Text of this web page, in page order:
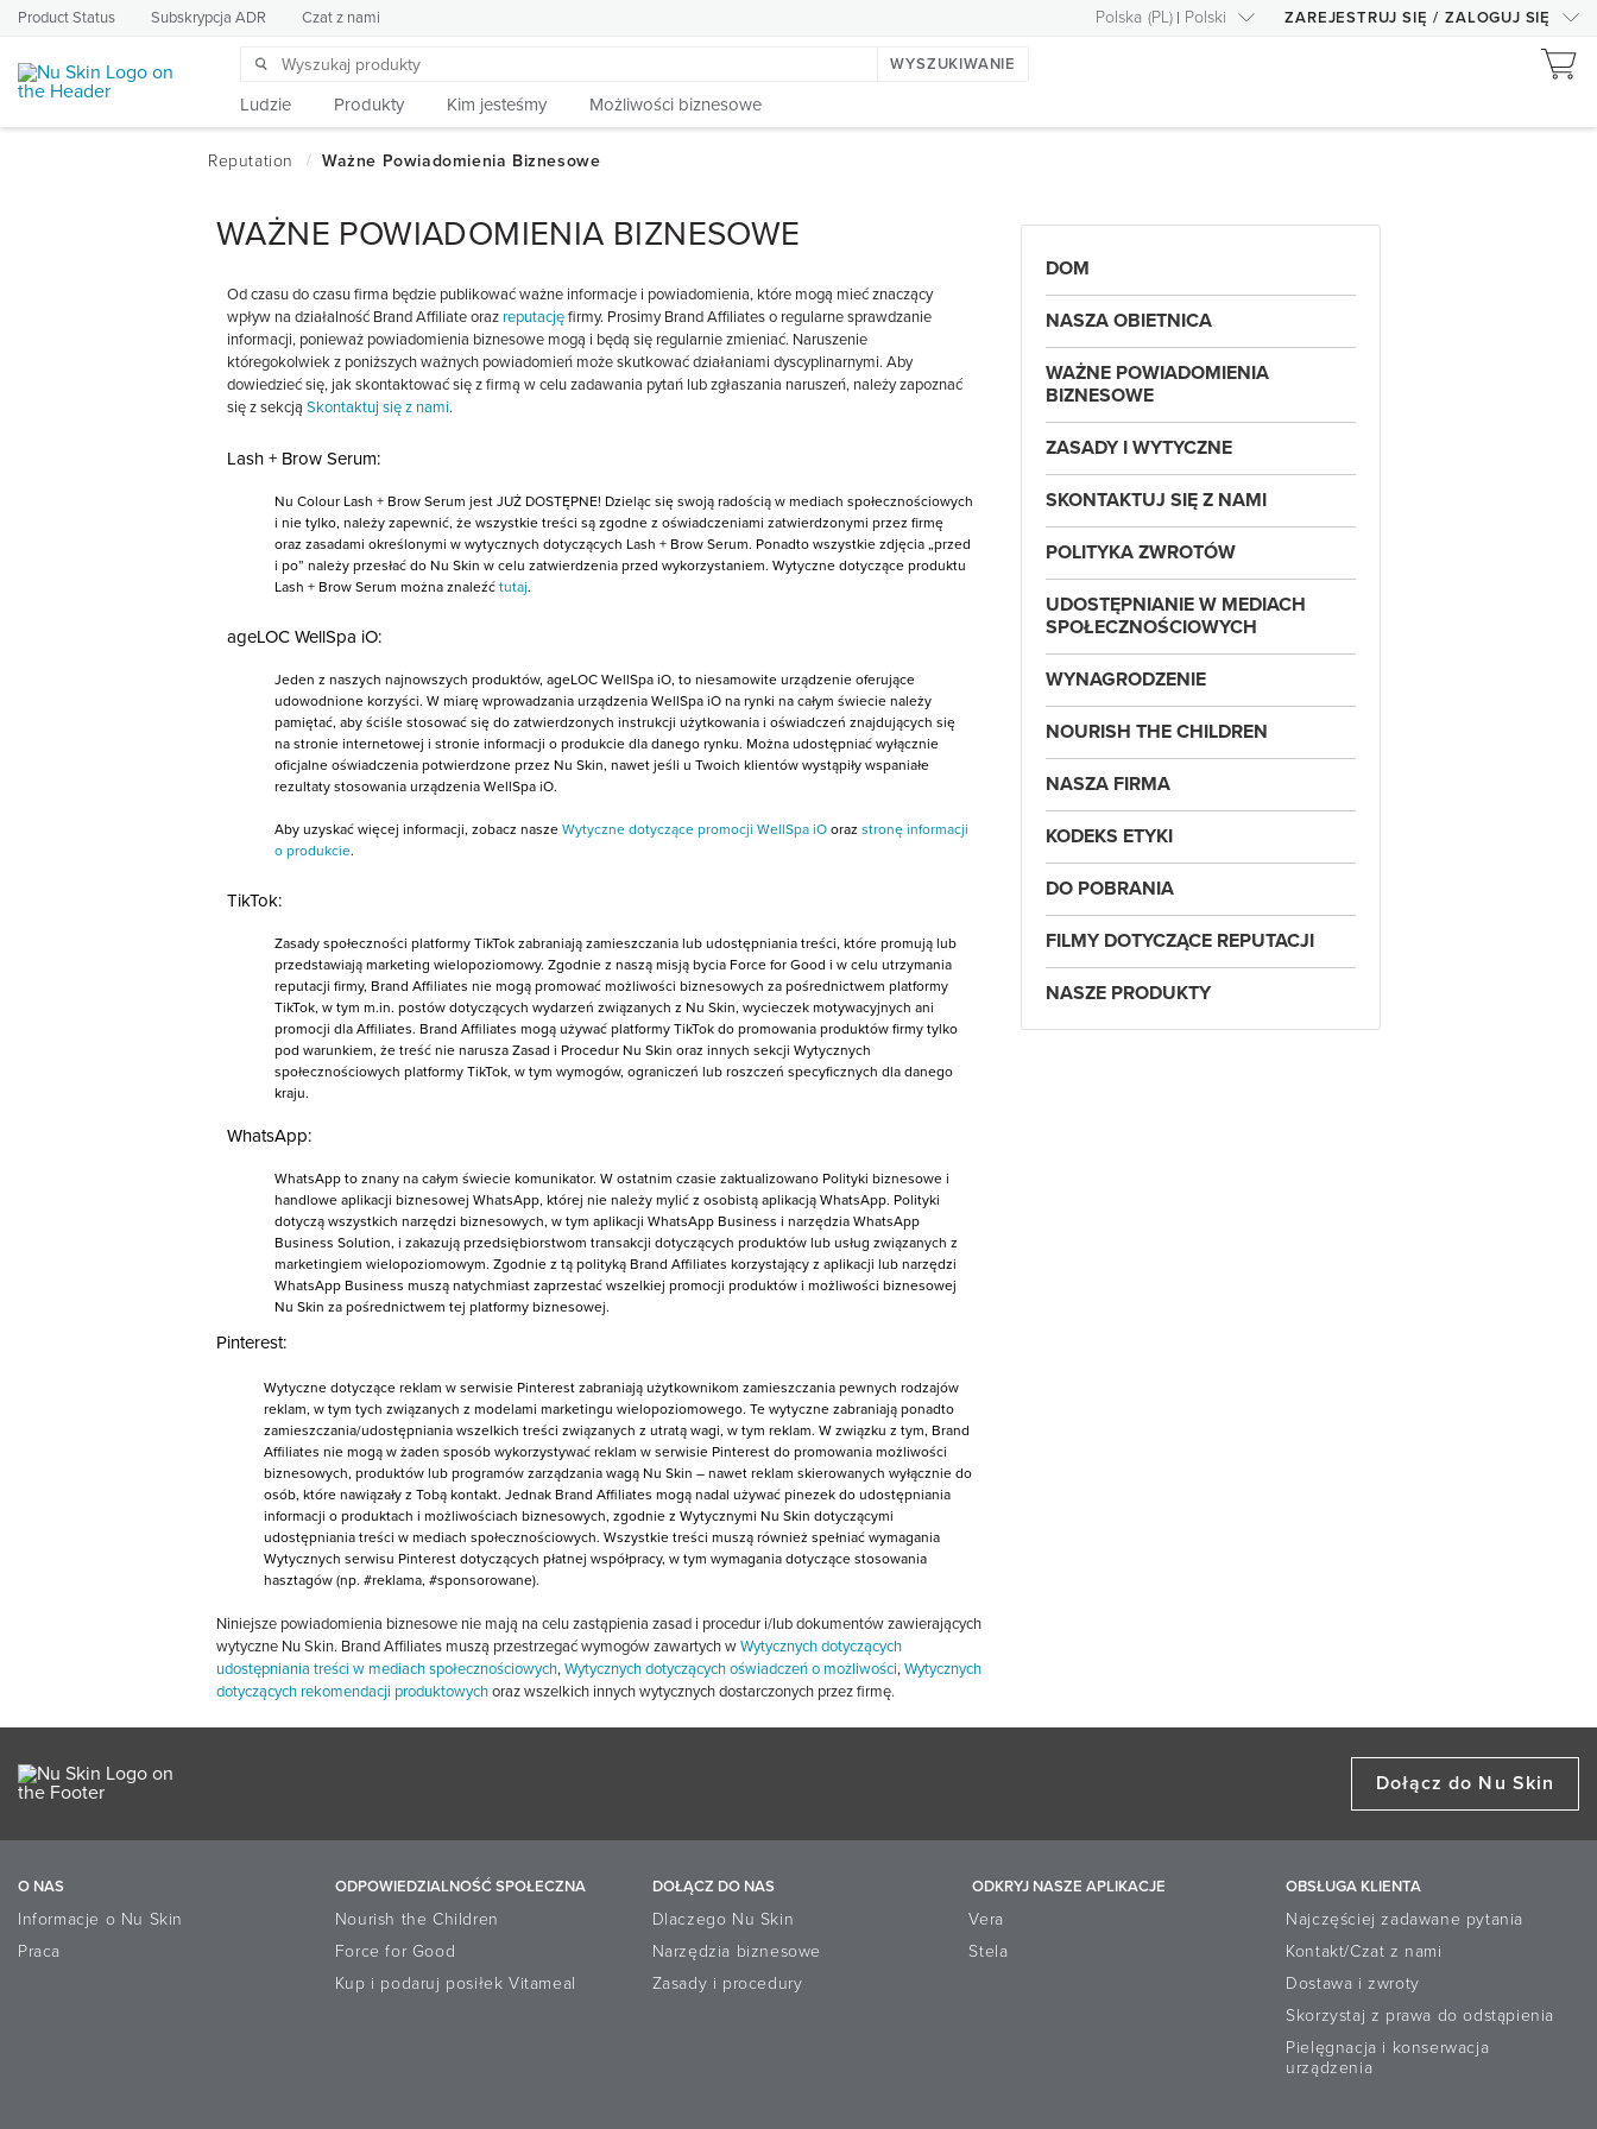
Product Status Subskrypcja ADR Czat z nami Polska (PL) Polski ZAREJESTRUJ SIĘ / ZALOGUJ SIĘ
WYSZUKIWANIE
Ludzie Produkty Kim jesteśmy Możliwości biznesowe
WAŻNE POWIADOMIENIA BIZNESOWE
Od czasu do czasu firma będzie publikować ważne informacje i powiadomienia, które mogą mieć znaczący
wpływ na działalność Brand Affiliate oraz reputacjęfirmy. Prosimy Brand Affiliates o regularne sprawdzanie
informacji, ponieważ powiadomienia biznesowe mogą i będą się regularnie zmieniać. Naruszenie
któregokolwiek z poniższych ważnych powiadomień może skutkować działaniami dyscyplinarnymi. Aby
dowiedzieć się, jak skontaktować się z firmą w celu zadawania pytań lub zgłaszania naruszeń, należy zapoznać
się z sekcjąSkontaktuj się z nami.
Lash + Brow Serum:
Nu Colour Lash + Brow Serum jest JUŻ DOSTĘPNE! Dzieląc się swoją radością w mediach społecznościowych
i nie tylko, należy zapewnić, że wszystkie treści są zgodne z oświadczeniami zatwierdzonymi przez firmę
oraz zasadami określonymi w wytycznych dotyczących Lash + Brow Serum. Ponadto wszystkie zdjęcia „przed
i po” należy przesłać do Nu Skin w celu zatwierdzenia przed wykorzystaniem. Wytyczne dotyczące produktu
Lash + Brow Serum można znaleźćtutaj.
ageLOC WellSpa iO:
Jeden z naszych najnowszych produktów, ageLOC WellSpa iO, to niesamowite urządzenie oferujące
udowodnione korzyści. W miarę wprowadzania urządzenia WellSpa iO na rynki na całym świecie należy
pamiętać, aby ściśle stosować się do zatwierdzonych instrukcji użytkowania i oświadczeń znajdujących się
na stronie internetowej i stronie informacji o produkcie dla danego rynku. Można udostępniać wyłącznie
oficjalne oświadczenia potwierdzone przez Nu Skin, nawet jeśli u Twoich klientów wystąpiły wspaniałe
rezultaty stosowania urządzenia WellSpa iO.
Aby uzyskać więcej informacji, zobacz naszeWytyczne dotyczące promocji WellSpa iO orazstronę informacji
o produkcie.
TikTok:
Zasady społeczności platformy TikTok zabraniają zamieszczania lub udostępniania treści, które promują lub
przedstawiają marketing wielopoziomowy. Zgodnie z naszą misją bycia Force for Good i w celu utrzymania
reputacji firmy, Brand Affiliates nie mogą promować możliwości biznesowych za pośrednictwem platformy
TikTok, w tym m.in. postów dotyczących wydarzeń związanych z Nu Skin, wycieczek motywacyjnych ani
promocji dla Affiliates. Brand Affiliates mogą używać platformy TikTok do promowania produktów firmy tylko
pod warunkiem, że treść nie narusza Zasad i Procedur Nu Skin oraz innych sekcji Wytycznych
społecznościowych platformy TikTok, w tym wymogów, ograniczeń lub roszczeń specyficznych dla danego
kraju.
WhatsApp:
WhatsApp to znany na całym świecie komunikator. W ostatnim czasie zaktualizowano Polityki biznesowe i
handlowe aplikacji biznesowej WhatsApp, której nie należy mylić z osobistą aplikacją WhatsApp. Polityki
dotyczą wszystkich narzędzi biznesowych, w tym aplikacji WhatsApp Business i narzędzia WhatsApp
Business Solution, i zakazują przedsiębiorstwom transakcji dotyczących produktów lub usług związanych z
marketingiem wielopoziomowym. Zgodnie z tą polityką Brand Affiliates korzystający z aplikacji lub narzędzi
WhatsApp Business muszą natychmiast zaprzestać wszelkiej promocji produktów i możliwości biznesowej
Nu Skin za pośrednictwem tej platformy biznesowej.
Pinterest:
Wytyczne dotyczące reklam w serwisie Pinterest zabraniają użytkownikom zamieszczania pewnych rodzajów
reklam, w tym tych związanych z modelami marketingu wielopoziomowego. Te wytyczne zabraniają ponadto
zamieszczania/udostępniania wszelkich treści związanych z utratą wagi, w tym reklam. W związku z tym, Brand
Affiliates nie mogą w żaden sposób wykorzystywać reklam w serwisie Pinterest do promowania możliwości
biznesowych, produktów lub programów zarządzania wagą Nu Skin – nawet reklam skierowanych wyłącznie do
osób, które nawiązały z Tobą kontakt. Jednak Brand Affiliates mogą nadal używać pinezek do udostępniania
informacji o produktach i możliwościach biznesowych, zgodnie z Wytycznymi Nu Skin dotyczącymi
udostępniania treści w mediach społecznościowych. Wszystkie treści muszą również spełniać wymagania
Wytycznych serwisu Pinterest dotyczących płatnej współpracy, w tym wymagania dotyczące stosowania
hasztagów (np. #reklama, #sponsorowane).
Niniejsze powiadomienia biznesowe nie mają na celu zastąpienia zasad i procedur i/lub dokumentów zawierających
wytyczne Nu Skin. Brand Affiliates muszą przestrzegać wymogów zawartych wWytycznych dotyczących
udostępniania treści w mediach społecznościowych,Wytycznych dotyczących oświadczeń o możliwości,Wytycznych
dotyczących rekomendacji produktowychoraz wszelkich innych wytycznych dostarczonych przez firmę.
DOM
NASZA OBIETNICA
WAŻNE POWIADOMIENIA
BIZNESOWE
ZASADY I WYTYCZNE
SKONTAKTUJ SIĘ Z NAMI
POLITYKA ZWROTÓW
UDOSTĘPNIANIE W MEDIACH
SPOŁECZNOŚCIOWYCH
WYNAGRODZENIE
NOURISH THE CHILDREN
NASZA FIRMA
KODEKS ETYKI
DO POBRANIA
FILMY DOTYCZĄCE REPUTACJI
NASZE PRODUKTY
Dołącz do Nu Skin
O NAS
Informacje o Nu Skin
Praca
ODPOWIEDZIALNOŚĆ SPOŁECZNA
Nourish the Children
Force for Good
Kup i podaruj posiłek Vitameal
DOŁĄCZ DO NAS
Dlaczego Nu Skin
Narzędzia biznesowe
Zasady i procedury
ODKRYJ NASZE APLIKACJE
Vera
Stela
OBSŁUGA KLIENTA
Najczęściej zadawane pytania
Kontakt/Czat z nami
Dostawa i zwroty
Skorzystaj z prawa do odstąpienia
Pielęgnacja i konserwacja
urządzenia